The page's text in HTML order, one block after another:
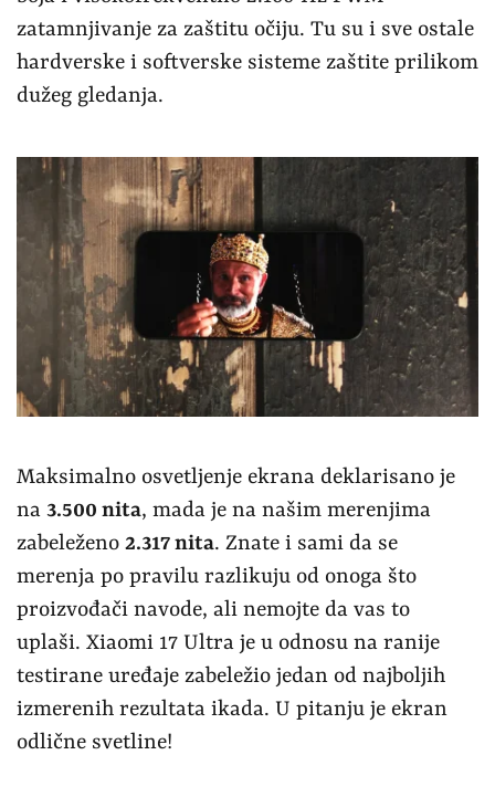
zatamnjivanje za zaštitu očiju. Tu su i sve ostale
hardverske i softverske sisteme zaštite prilikom
dužeg gledanja.
Maksimalno osvetljenje ekrana deklarisano je
na 3.500 nita, mada je na našim merenjima
zabeleženo 2.317 nita. Znate i sami da se
merenja po pravilu razlikuju od onoga što
proizvođači navode, ali nemojte da vas to
uplaši. Xiaomi 17 Ultra je u odnosu na ranije
testirane uređaje zabeležio jedan od najboljih
izmerenih rezultata ikada. U pitanju je ekran
odlične svetline!